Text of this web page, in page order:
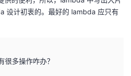
设计初衷的。最好的 lambda 应只有
很多操作咋办？